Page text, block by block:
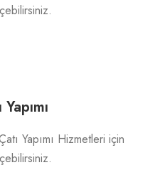
Yapımı Hizmetleri için